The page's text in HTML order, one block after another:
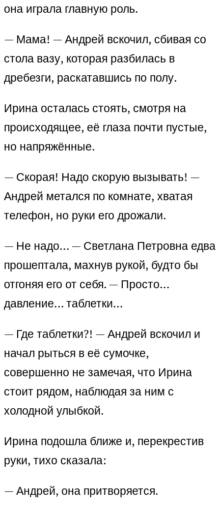
она играла главную роль.
— Мама! — Андрей вскочил, сбивая со
стола вазу, которая разбилась в
дребезги, раскатавшись по полу.
Ирина осталась стоять, смотря на
происходящее, её глаза почти пустые,
но напряжённые.
— Скорая! Надо скорую вызывать! —
Андрей метался по комнате, хватая
телефон, но руки его дрожали.
— Не надо… — Светлана Петровна едва
прошептала, махнув рукой, будто бы
отгоняя его от себя. — Просто…
давление… таблетки…
— Где таблетки?! — Андрей вскочил и
начал рыться в её сумочке,
совершенно не замечая, что Ирина
стоит рядом, наблюдая за ним с
холодной улыбкой.
Ирина подошла ближе и, перекрестив
руки, тихо сказала:
— Андрей, она притворяется.